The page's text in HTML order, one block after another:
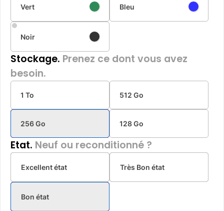
Vert Bleu
Noir
Stockage. Prenez ce dont vous avez
besoin.
1 To 512 Go
256 Go 128 Go
Etat. Neuf ou reconditionné ?
Excellent état Très Bon état
Bon état